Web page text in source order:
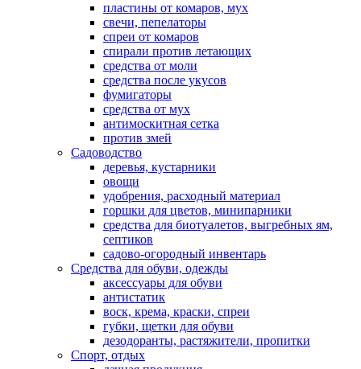
пластины от комаров, мух
свечи, пепелаторы
спреи от комаров
спирали против летающих
средства от моли
средства после укусов
фумигаторы
средства от мух
антимоскитная сетка
против змей
Садоводство
деревья, кустарники
овощи
удобрения, расходный материал
горшки для цветов, минипарники
средства для биотуалетов, выгребных ям,
септиков
садово-огородный инвентарь
Средства для обуви, одежды
аксессуары для обуви
антистатик
воск, крема, краски, спреи
губки, щетки для обуви
дезодоранты, растяжители, пропитки
Спорт, отдых